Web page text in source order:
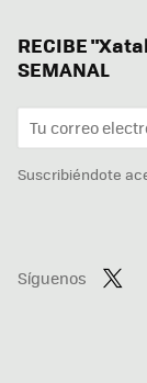
RECIBE
SEMANAL
Suscribiéndote
Síguenos